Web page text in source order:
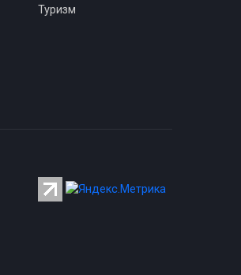
Туризм